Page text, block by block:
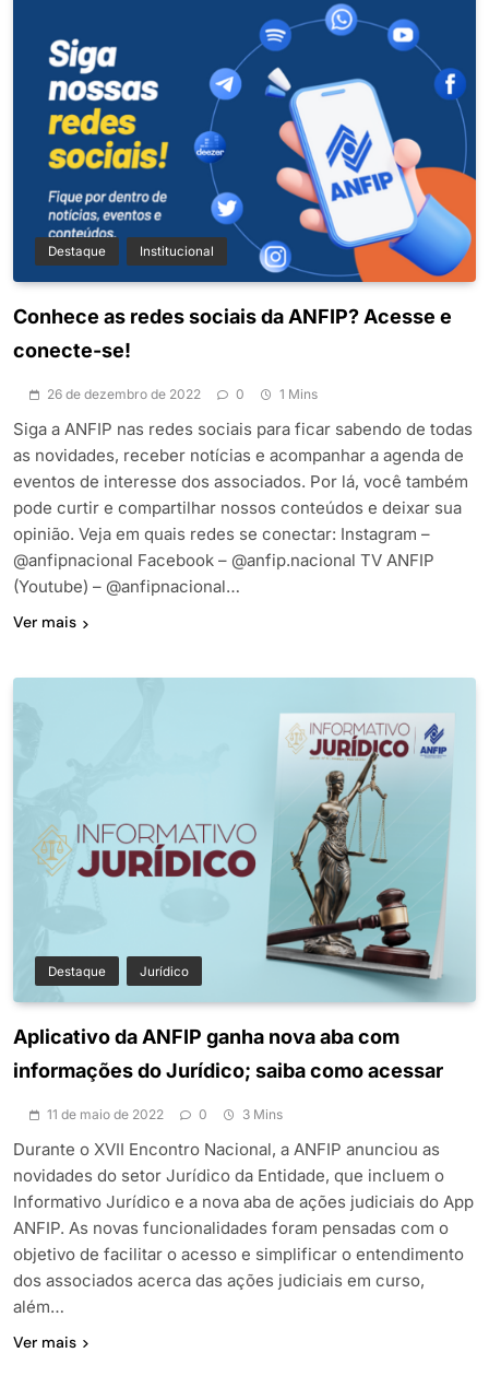
Destaque Institucional
Conhece as redes sociais da ANFIP? Acesse e
conecte-se!
26 de dezembro de 2022 0 1 Mins
Siga a ANFIP nas redes sociais para ficar sabendo de todas
as novidades, receber notícias e acompanhar a agenda de
eventos de interesse dos associados. Por lá, você também
pode curtir e compartilhar nossos conteúdos e deixar sua
opinião. Veja em quais redes se conectar: Instagram –
@anfipnacional Facebook – @anfip.nacional TV ANFIP
(Youtube) – @anfipnacional…
Ver mais
Destaque Jurídico
Aplicativo da ANFIP ganha nova aba com
informações do Jurídico; saiba como acessar
11 de maio de 2022 0 3 Mins
Durante o XVII Encontro Nacional, a ANFIP anunciou as
novidades do setor Jurídico da Entidade, que incluem o
Informativo Jurídico e a nova aba de ações judiciais do App
ANFIP. As novas funcionalidades foram pensadas com o
objetivo de facilitar o acesso e simplificar o entendimento
dos associados acerca das ações judiciais em curso,
além…
Ver mais